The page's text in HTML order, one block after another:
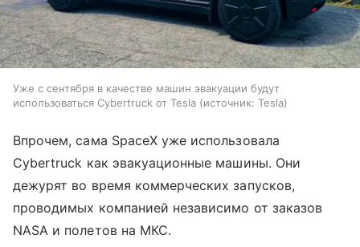
Уже с сентября в качестве машин эвакуации будут
использоваться Cybertruck от Tesla
источник: Tesla
Впрочем, сама SpaceX уже использовала
Cybertruck как эвакуационные машины. Они
дежурят во время коммерческих запусков,
проводимых компанией независимо от заказов
NASA и полетов на МКС.